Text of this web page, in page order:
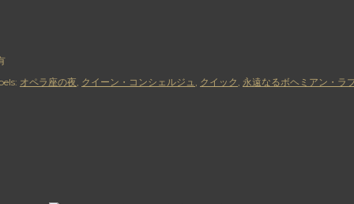
オペラ座の夜 クイーン・コンシェルジュ クイック 永遠なるボヘミアン・ラ